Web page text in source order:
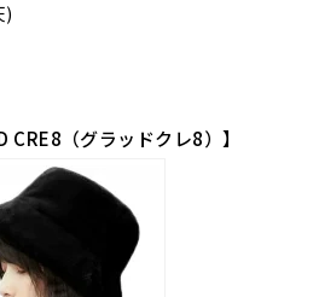
)
（グラッドクレ8）】